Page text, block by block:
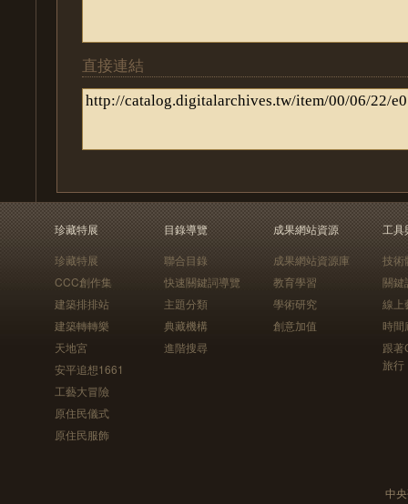
直接連結
珍藏特展
珍藏特展
CCC創作集
建築排排站
建築轉轉樂
天地宮
安平追想1661
工藝大冒險
原住民儀式
原住民服飾
目錄導覽
聯合目錄
快速關鍵詞導覽
主題分類
典藏機構
進階搜尋
成果網站資源
成果網站資源庫
教育學習
學術研究
創意加值
工具
技術
關鍵
線上
時間
跟
旅行
中